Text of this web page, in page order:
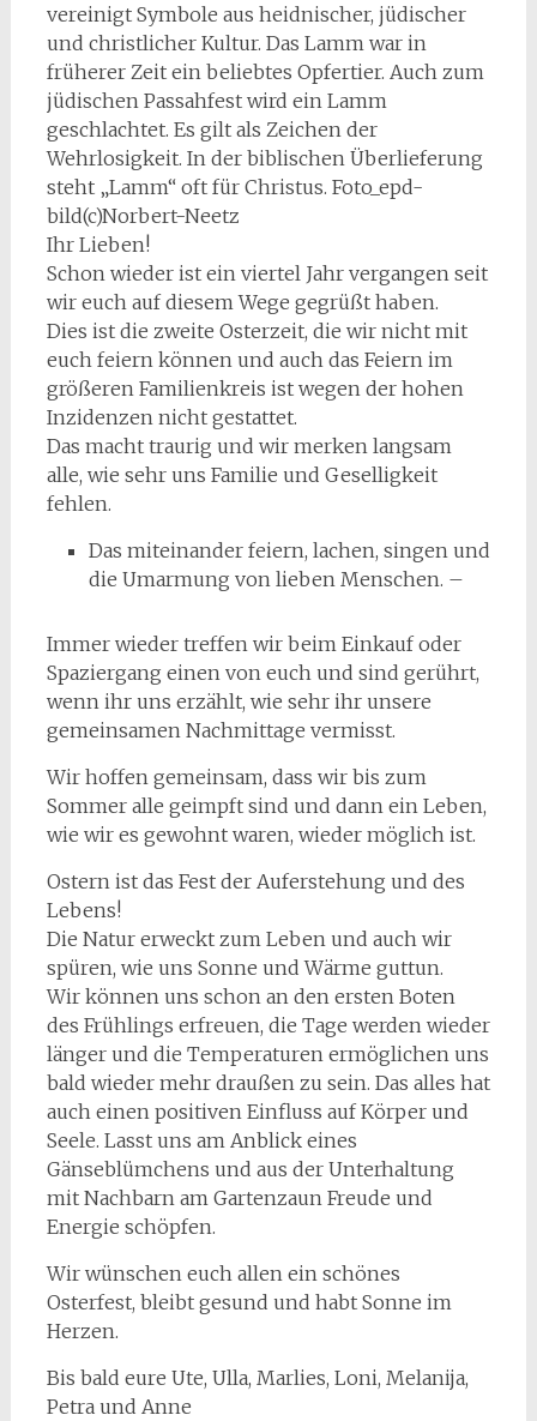
vereinigt Symbole aus heidnischer, jüdischer
und christlicher Kultur. Das Lamm war in
früherer Zeit ein beliebtes Opfertier. Auch zum
jüdischen Passahfest wird ein Lamm
geschlachtet. Es gilt als Zeichen der
Wehrlosigkeit. In der biblischen Überlieferung
steht „Lamm“ oft für Christus. Foto_epd-
bild(c)Norbert-Neetz
Ihr Lieben!
Schon wieder ist ein viertel Jahr vergangen seit
wir euch auf diesem Wege gegrüßt haben.
Dies ist die zweite Osterzeit, die wir nicht mit
euch feiern können und auch das Feiern im
größeren Familienkreis ist wegen der hohen
Inzidenzen nicht gestattet.
Das macht traurig und wir merken langsam
alle, wie sehr uns Familie und Geselligkeit
fehlen.
Das miteinander feiern, lachen, singen und
die Umarmung von lieben Menschen. –
Immer wieder treffen wir beim Einkauf oder
Spaziergang einen von euch und sind gerührt,
wenn ihr uns erzählt, wie sehr ihr unsere
gemeinsamen Nachmittage vermisst.
Wir hoffen gemeinsam, dass wir bis zum
Sommer alle geimpft sind und dann ein Leben,
wie wir es gewohnt waren, wieder möglich ist.
Ostern ist das Fest der Auferstehung und des
Lebens!
Die Natur erweckt zum Leben und auch wir
spüren, wie uns Sonne und Wärme guttun.
Wir können uns schon an den ersten Boten
des Frühlings erfreuen, die Tage werden wieder
länger und die Temperaturen ermöglichen uns
bald wieder mehr draußen zu sein. Das alles hat
auch einen positiven Einfluss auf Körper und
Seele. Lasst uns am Anblick eines
Gänseblümchens und aus der Unterhaltung
mit Nachbarn am Gartenzaun Freude und
Energie schöpfen.
Wir wünschen euch allen ein schönes
Osterfest, bleibt gesund und habt Sonne im
Herzen.
Bis bald eure Ute, Ulla, Marlies, Loni, Melanija,
Petra und Anne